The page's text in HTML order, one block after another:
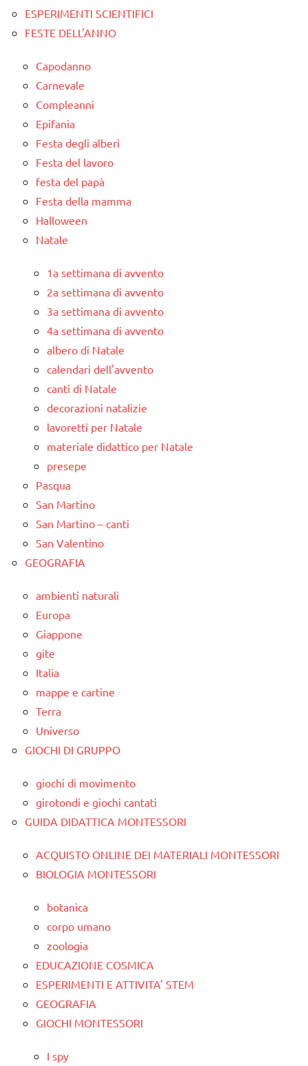
ESPERIMENTI SCIENTIFICI
FESTE DELL'ANNO
Capodanno
Carnevale
Compleanni
Epifania
Festa degli alberi
Festa del lavoro
festa del papà
Festa della mamma
Halloween
Natale
1a settimana di avvento
2a settimana di avvento
3a settimana di avvento
4a settimana di avvento
albero di Natale
calendari dell'avvento
canti di Natale
decorazioni natalizie
lavoretti per Natale
materiale didattico per Natale
presepe
Pasqua
San Martino
San Martino – canti
San Valentino
GEOGRAFIA
ambienti naturali
Europa
Giappone
gite
Italia
mappe e cartine
Terra
Universo
GIOCHI DI GRUPPO
giochi di movimento
girotondi e giochi cantati
GUIDA DIDATTICA MONTESSORI
ACQUISTO ONLINE DEI MATERIALI MONTESSORI
BIOLOGIA MONTESSORI
botanica
corpo umano
zoologia
EDUCAZIONE COSMICA
ESPERIMENTI E ATTIVITA' STEM
GEOGRAFIA
GIOCHI MONTESSORI
I spy